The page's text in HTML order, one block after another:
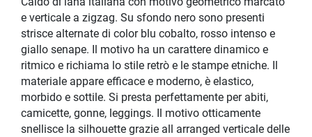
e verticale a zigzag. Su sfondo nero sono presenti
strisce alternate di color blu cobalto, rosso intenso e
giallo senape. Il motivo ha un carattere dinamico e
ritmico e richiama lo stile retrò e le stampe etniche. Il
materiale appare efficace e moderno, è elastico,
morbido e sottile. Si presta perfettamente per abiti,
camicette, gonne, leggings. Il motivo otticamente
snellisce la silhouette grazie all arranged verticale delle